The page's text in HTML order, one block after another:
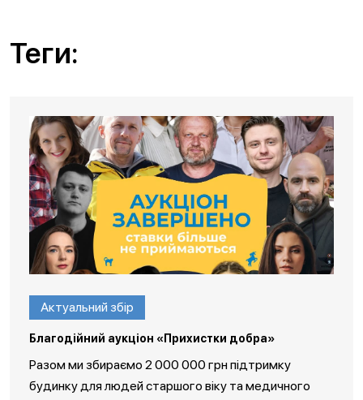
Теги:
Актуальний збір
Благодійний аукціон «Прихистки добра»
Разом ми збираємо 2 000 000 грн підтримку
будинку для людей старшого віку та медичного